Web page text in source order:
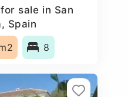
sale in San
Spain
8